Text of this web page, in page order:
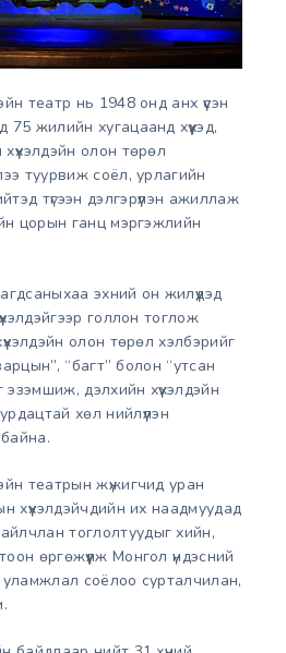
театр нь 1948 онд анх үүсэн
75 жилийн хугацаанд хүүхэд,
олон төрөл
туурвиж соёл, урлагийн
түгээн дэлгэрүүлэн ажиллаж
цорын ганц мэргэжлийн
эхний он жилүүдэд
голлон тоглож
олон төрөл хэлбэрийг
“багт” болон “утсан
эзэмшиж, дэлхийн хүүхэлдэйн
хөл нийлүүлэн
театрын жүжигчид уран
хүүхэлдэйчдийн их наадмуудад
тоглолтуудыг хийн,
өргөжүүлж Монгол үндэсний
соёлоо сурталчилан,